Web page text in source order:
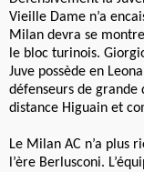
Vieille Dame n’a
Milan devra se
le bloc turinois.
Juve possède en
défenseurs de
distance Higuain et
Le Milan AC n’a plus
l’ère Berlusconi.